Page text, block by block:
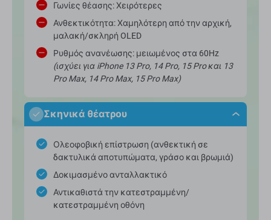
Γωνίες θέασης: Χειρότερες
Ανθεκτικότητα: Χαμηλότερη από την αρχική,
μαλακή/σκληρή OLED
Ρυθμός ανανέωσης: μειωμένος στα 60Hz
(ισχύει για iPhone 13 Pro, 14 Pro, 15 Pro και 13
Pro Max, 14 Pro Max, 15 Pro Max)
Σκηνικά θέατρου
Ολεοφοβική επίστρωση (ανθεκτική σε
δακτυλικά αποτυπώματα, γράσο και βρωμιά)
Δοκιμασμένο ανταλλακτικό
Αντικαθιστά την κατεστραμμένη/
κατεστραμμένη οθόνη